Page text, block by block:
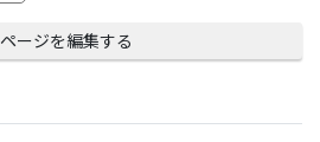
ページを編集する